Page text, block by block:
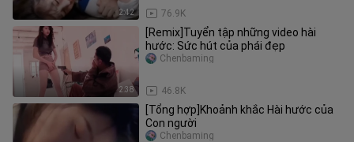
2:42 76.9K
2:38
[Remix]Tuyển tập những video hài
hước: Sức hút của phái đẹp
46.8K
Chenbaming
[Tổng hợp]Khoảnh khắc Hài hước của
Con người
Chenbaming